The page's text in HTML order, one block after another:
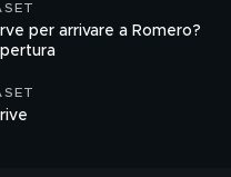
per arrivare a Romero?